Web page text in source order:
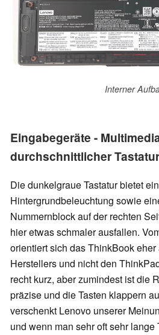
Interner
Eingabegeräte -
durchschnittlicher Tastatur
Die dunkelgraue Tastatur bietet
Hintergrundbeleuchtung sowie
Nummernblock auf der rechten
hier etwas schmaler ausfallen.
orientiert sich das ThinkBook
Herstellers und nicht den
recht kurz, aber zumindest ist die
präzise und die Tasten klappern
verschenkt Lenovo unserer
und wenn man sehr oft sehr lange